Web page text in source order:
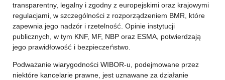
transparentny, legalny i zgodny z europejskimi oraz krajowymi
regulacjami, w szczególności z rozporządzeniem BMR, które
zapewnia jego nadzór i rzetelność. Opinie instytucji
publicznych, w tym KNF, MF, NBP oraz ESMA, potwierdzają
jego prawidłowość i bezpieczeństwo.
Podważanie wiarygodności WIBOR-u, podejmowane przez
niektóre kancelarie prawne, jest uznawane za działanie